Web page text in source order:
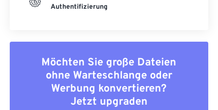
Authentifizierung
Möchten Sie große Dateien
ohne Warteschlange oder
Werbung konvertieren?
Jetzt upgraden